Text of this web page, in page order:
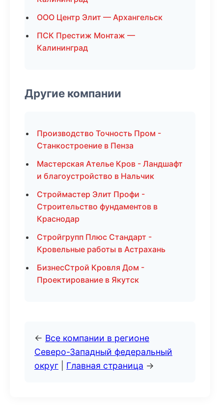
ООО Центр Элит — Архангельск
ПСК Престиж Монтаж —
Калининград
Другие компании
Производство Точность Пром -
Станкостроение в Пенза
Мастерская Ателье Кров - Ландшафт
и благоустройство в Нальчик
Строймастер Элит Профи -
Строительство фундаментов в
Краснодар
Стройгрупп Плюс Стандарт -
Кровельные работы в Астрахань
БизнесСтрой Кровля Дом -
Проектирование в Якутск
← Все компании в регионе
Северо-Западный федеральный
округ
Главная страница →